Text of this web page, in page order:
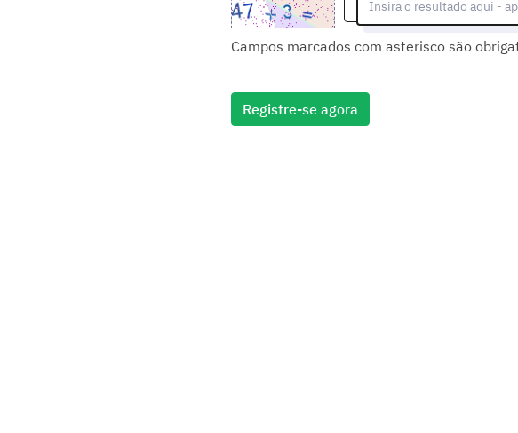
Campos marcados com asterisco são
Registre-se agora